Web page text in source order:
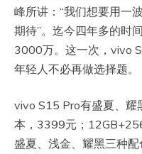
峰所讲：“我们想要用一
期待”。迄今四年多的时
3000万。这一次，vivo
年轻人不必再做选择题。
vivo S15 Pro有盛夏、耀
本，3399元；
盛夏、浅金、耀黑三种